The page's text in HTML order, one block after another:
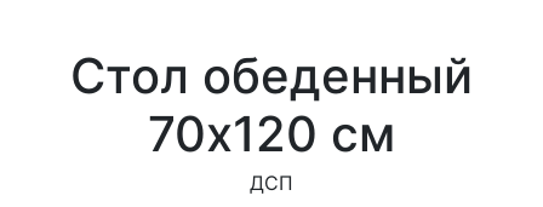
Стол обеденный
70х120 см
ДСП